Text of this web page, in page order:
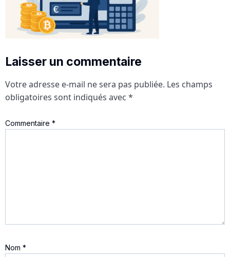
Laisser un commentaire
Votre adresse e-mail ne sera pas publiée. Les champs
obligatoires sont indiqués avec *
Commentaire *
Nom *